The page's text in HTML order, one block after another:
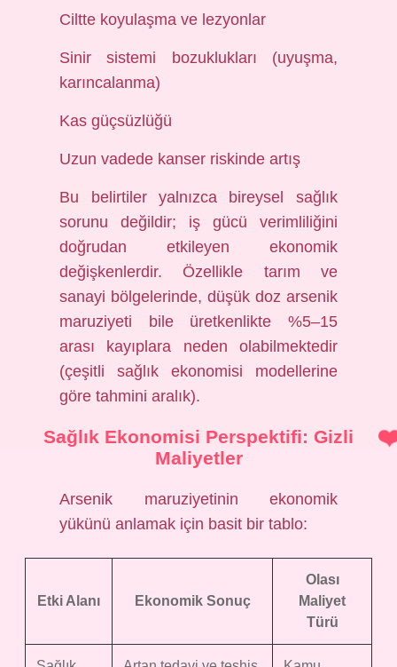
Ciltte koyulaşma ve lezyonlar
Sinir sistemi bozuklukları (uyuşma,
karıncalanma)
Kas güçsüzlüğü
Uzun vadede kanser riskinde artış
Bu belirtiler yalnızca bireysel sağlık
sorunu değildir; iş gücü verimliliğini
doğrudan etkileyen ekonomik
değişkenlerdir. Özellikle tarım ve
sanayi bölgelerinde, düşük doz arsenik
maruziyeti bile üretkenlikte %5–15
arası kayıplara neden olabilmektedir
(çeşitli sağlık ekonomisi modellerine
göre tahmini aralık).
Sağlık Ekonomisi Perspektifi: Gizli
Maliyetler
Arsenik maruziyetinin ekonomik
yükünü anlamak için basit bir tablo:
Etki Alanı Ekonomik Sonuç
Olası
Maliyet
Türü